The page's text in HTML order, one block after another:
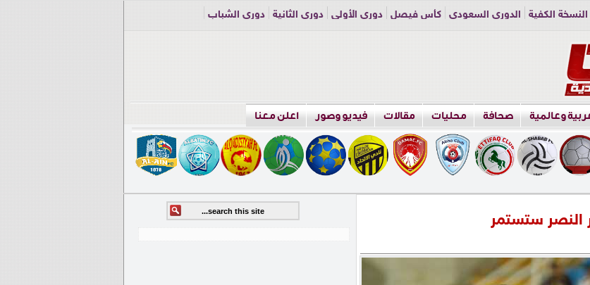
النسخة الكفية الدوري السعودي كأس فيصل دوري الأولى دوري الثانية
دوري الشباب
وعالمية صحافة محليات مقالات فيديو وصور اعلن معنا
النصر ستستمر